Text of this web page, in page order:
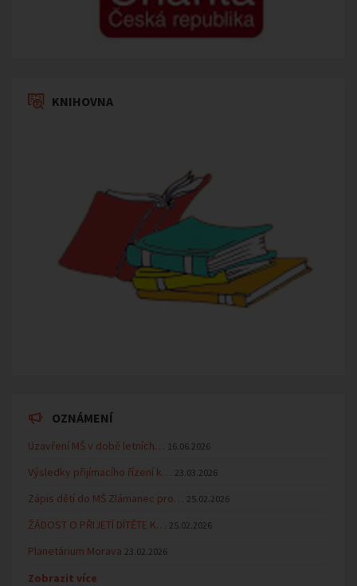
KNIHOVNA
OZNÁMENÍ
Uzavření MŠ v době letních… 16.06.2026
Výsledky přijímacího řízení k… 23.03.2026
Zápis dětí do MŠ Zlámanec pro… 25.02.2026
ŽÁDOST O PŘIJETÍ DÍTĚTE K… 25.02.2026
Planetárium Morava 23.02.2026
Zobrazit více